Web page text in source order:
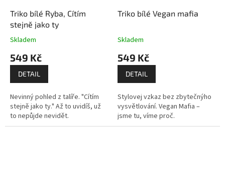
Triko bílé Ryba, Cítím
stejně jako ty
Skladem
549 Kč
DETAIL
Nevinný pohled z talíře. "Cítím
stejně jako ty." Až to uvidíš, už
to nepůjde nevidět.
Triko bílé Vegan mafia
Skladem
549 Kč
DETAIL
Stylovej vzkaz bez zbytečnýho
vysvětlování. Vegan Mafia –
jsme tu, víme proč.